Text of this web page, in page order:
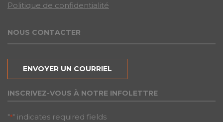
Politique de confidentialité
NOUS CONTACTER
ENVOYER UN COURRIEL
INSCRIVEZ-VOUS À NOTRE INFOLETTRE
"*" indicates required fields